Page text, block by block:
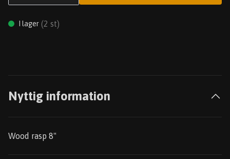
I lager (2 st)
Nyttig information
Wood rasp 8"